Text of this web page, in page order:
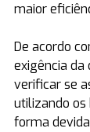
maior
De acordo
exigência da
verificar se
utilizando os
forma